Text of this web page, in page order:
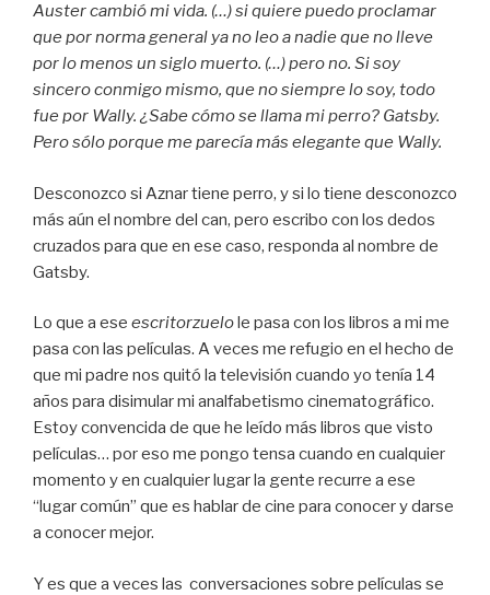
Auster cambió mi vida. (…) si quiere puedo proclamar
que por norma general ya no leo a nadie que no lleve
por lo menos un siglo muerto. (…) pero no. Si soy
sincero conmigo mismo, que no siempre lo soy, todo
fue por Wally. ¿Sabe cómo se llama mi perro? Gatsby.
Pero sólo porque me parecía más elegante que Wally.
Desconozco si Aznar tiene perro, y si lo tiene desconozco
más aún el nombre del can, pero escribo con los dedos
cruzados para que en ese caso, responda al nombre de
Gatsby.
Lo que a ese escritorzuelole pasa con los libros a mi me
pasa con las películas. A veces me refugio en el hecho de
que mi padre nos quitó la televisión cuando yo tenía 14
años para disimular mi analfabetismo cinematográfico.
Estoy convencida de que he leído más libros que visto
películas… por eso me pongo tensa cuando en cualquier
momento y en cualquier lugar la gente recurre a ese
“lugar común” que es hablar de cine para conocer y darse
a conocer mejor.
Y es que a veces las conversaciones sobre películas se